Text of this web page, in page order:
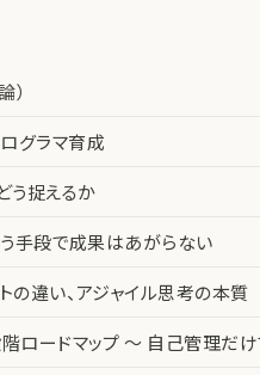
）
グラマ育成
う捉えるか
う手段で成果はあがらない
の違い、アジャイル思考の本質
ロードマップ 〜 自己管理だ